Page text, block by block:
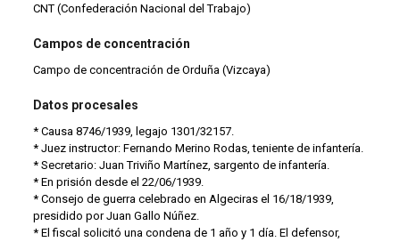
CNT (Confederación Nacional del Trabajo)
Campos de concentración
Campo de concentración de Orduña (Vizcaya)
Datos procesales
* Causa 8746/1939, legajo 1301/32157.
* Juez instructor: Fernando Merino Rodas, teniente de infantería.
* Secretario: Juan Triviño Martínez, sargento de infantería.
* En prisión desde el 22/06/1939.
* Consejo de guerra celebrado en Algeciras el 16/18/1939,
presidido por Juan Gallo Núñez.
* El fiscal solicitó una condena de 1 año y 1 día. El defensor,